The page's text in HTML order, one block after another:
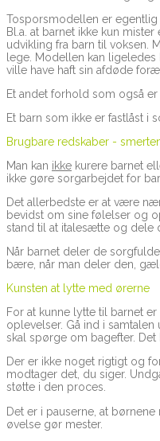
Tosporsmodellen er
Bl.a. at barnet ikke kun
udvikling fra barn til voksen.
lege. Modellen kan
ville have haft sin afdøde
Et andet forhold som også
Et barn som ikke er fastlåst i
Brugbare redskaber -
Man kan ikke kurere barnet
ikke gøre sorgarbejdet for
Det allerbedste er at være
bevidst om sine følelser og
stand til at italesætte og dele
Når barnet deler de
bære, når man deler den,
Kunsten at lytte med ørerne
For at kunne lytte til barnet
oplevelser. Gå ind i
skal spørge om bagefter. Det
Der er ikke noget rigtigt og
modtager det, du siger.
støtte i den proces.
Det er i pauserne, at
øvelse gør mester.